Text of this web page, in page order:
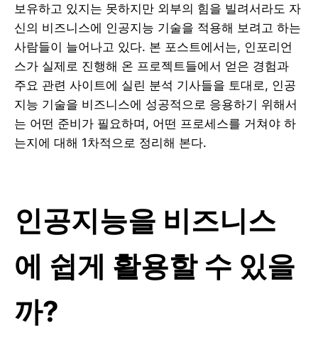
보유하고 있지는 못하지만 외부의 힘을 빌려서라도 자
신의 비즈니스에 인공지능 기술을 적용해 보려고 하는
사람들이 늘어나고 있다. 본 포스트에서는, 인포리언
스가 실제로 진행해 온 프로젝트들에서 얻은 경험과
주요 관련 사이트에 실린 분석 기사들을 토대로, 인공
지능 기술을 비즈니스에 성공적으로 응용하기 위해서
는 어떤 준비가 필요하며, 어떤 프로세스를 거쳐야 하
는지에 대해 1차적으로 정리해 본다.
인공지능을 비즈니스
에 쉽게 활용할 수 있을
까?